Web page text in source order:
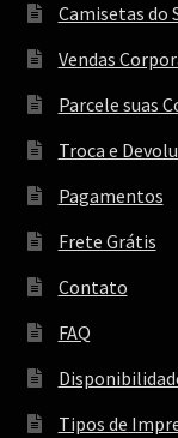
Camisetas do
Vendas
Parcele suas
Troca e
Pagamentos
Frete Grátis
Contato
FAQ
Tipos de